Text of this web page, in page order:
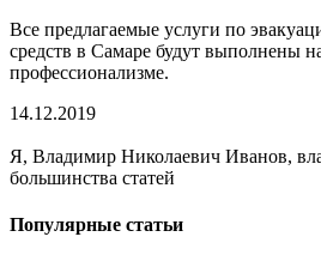
Все предлагаемые услуги по
средств в Самаре будут выполнены
профессионализме.
14.12.2019
Я, Владимир Николаевич Иванов,
большинства статей
Популярные статьи